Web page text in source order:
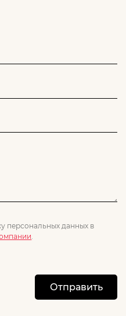
персональных данных в
Отправить